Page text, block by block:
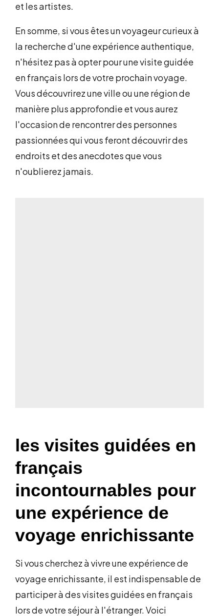
et les artistes.
En somme, si vous êtes un voyageur curieux à
la recherche d'une expérience authentique,
n'hésitez pas à opter pour une visite guidée
en français lors de votre prochain voyage.
Vous découvrirez une ville ou une région de
manière plus approfondie et vous aurez
l'occasion de rencontrer des personnes
passionnées qui vous feront découvrir des
endroits et des anecdotes que vous
n'oublierez jamais.
les visites guidées en
français
incontournables pour
une expérience de
voyage enrichissante
Si vous cherchez à vivre une expérience de
voyage enrichissante, il est indispensable de
participer à des visites guidées en français
lors de votre séjour à l'étranger. Voici